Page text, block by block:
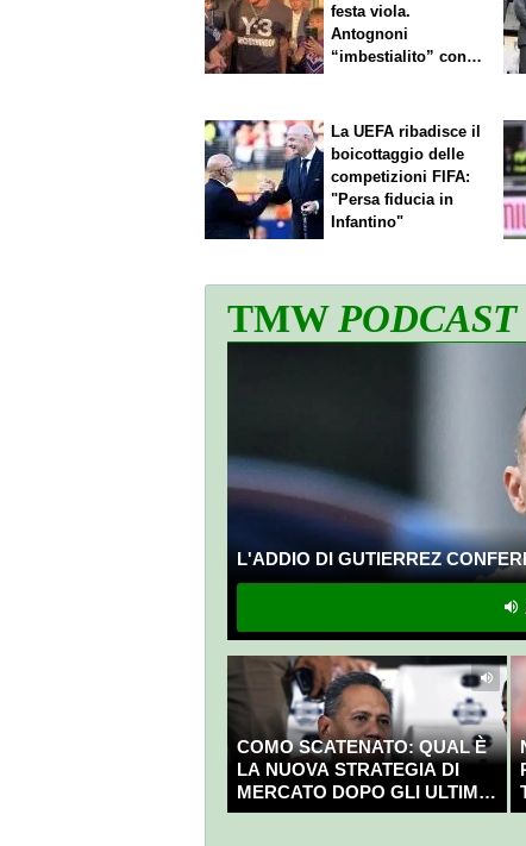
festa viola.
Antognoni
“imbestialito” con
La UEFA ribadisce il
boicottaggio delle
competizioni FIFA:
"Persa fiducia in
Infantino"
TMWPODCAST
L'ADDIO DI GUTIERREZ
COMO SCATENATO: QUAL È
LA NUOVA STRATEGIA DI
MERCATO DOPO GLI ULTIMI
COLPI?